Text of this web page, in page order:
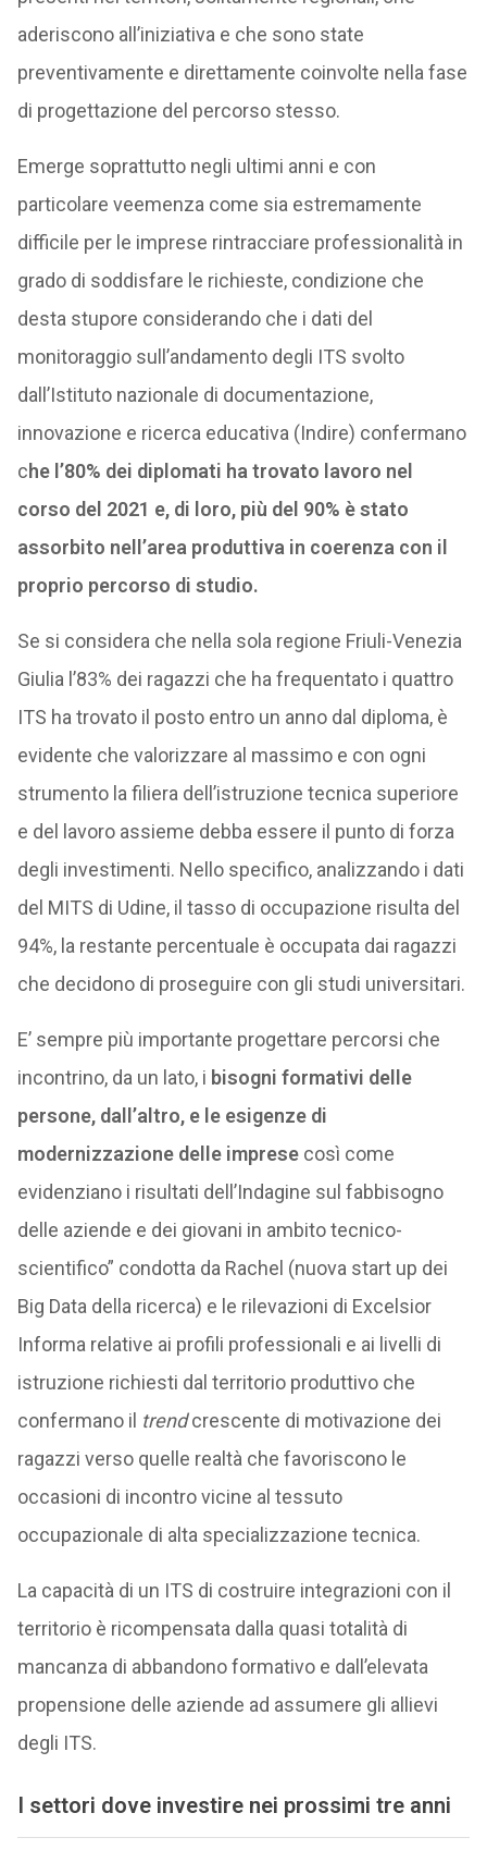
aderiscono all’iniziativa e che sono state
preventivamente e direttamente coinvolte nella fase
di progettazione del percorso stesso.
Emerge soprattutto negli ultimi anni e con
particolare veemenza come sia estremamente
difficile per le imprese rintracciare professionalità in
grado di soddisfare le richieste, condizione che
desta stupore considerando che i dati del
monitoraggio sull’andamento degli ITS svolto
dall’Istituto nazionale di documentazione,
innovazione e ricerca educativa (Indire) confermano
che l’80% dei diplomati ha trovato lavoro nel
corso del 2021 e, di loro, più del 90% è stato
assorbito nell’area produttiva in coerenza con il
proprio percorso di studio.
Se si considera che nella sola regione Friuli-Venezia
Giulia l’83% dei ragazzi che ha frequentato i quattro
ITS ha trovato il posto entro un anno dal diploma, è
evidente che valorizzare al massimo e con ogni
strumento la filiera dell’istruzione tecnica superiore
e del lavoro assieme debba essere il punto di forza
degli investimenti. Nello specifico, analizzando i dati
del MITS di Udine, il tasso di occupazione risulta del
94%, la restante percentuale è occupata dai ragazzi
che decidono di proseguire con gli studi universitari.
E’ sempre più importante progettare percorsi che
incontrino, da un lato, i bisogni formativi delle
persone, dall’altro, e le esigenze di
modernizzazione delle impresecosì come
evidenziano i risultati dell’Indagine sul fabbisogno
delle aziende e dei giovani in ambito tecnico-
scientifico” condotta da Rachel (nuova start up dei
Big Data della ricerca) e le rilevazioni di Excelsior
Informa relative ai profili professionali e ai livelli di
istruzione richiesti dal territorio produttivo che
confermano il trendcrescente di motivazione dei
ragazzi verso quelle realtà che favoriscono le
occasioni di incontro vicine al tessuto
occupazionale di alta specializzazione tecnica.
La capacità di un ITS di costruire integrazioni con il
territorio è ricompensata dalla quasi totalità di
mancanza di abbandono formativo e dall’elevata
propensione delle aziende ad assumere gli allievi
degli ITS.
I settori dove investire nei prossimi tre anni